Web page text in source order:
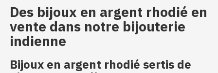
Des bijoux en argent rhodié en
vente dans notre bijouterie
indienne
Bijoux en argent rhodié sertis de